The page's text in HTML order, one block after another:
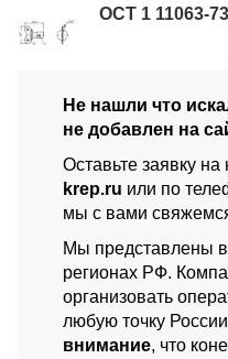
ОСТ 1 11063-73
Не нашли что
не добавлен на
Оставьте заявку на
krep.ru или по
мы с вами
Мы представлены
регионах РФ.
организовать
любую точку
внимание, что